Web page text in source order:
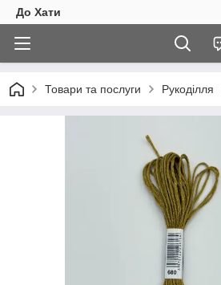
До Хати
Товари та послуги Рукоділля